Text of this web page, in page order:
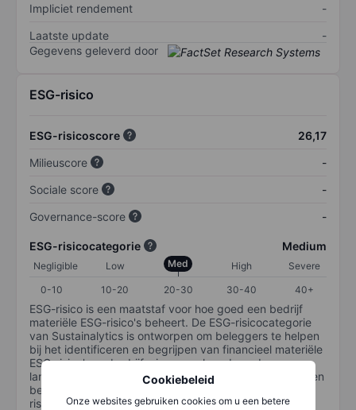
Cookiebeleid
Onze websites gebruiken cookies om u een betere
Impliciet rendement
-
Laatste update
-
Gegevens geleverd door
ESG-risico
ESG-risicoscore
26,17
Milieuscore
-
Sociale score
-
Governance-score
-
ESG-risicocategorie Medium
Negligible Low Med High
Severe
0-10
10-20 20-30 30-40 40+
ESG-risico is een maatstaf voor hoe goed een bedrijf
materiële ESG-risico's beheert. De ESG-risicocategorie
van Sustainalytics is ontworpen om beleggers te helpen
bij het identificeren en begrijpen van financieel materiële
ESG-risico's op bedrijfsniveau en hoe deze de
langetermijnprestaties van aandelenbeleggingen kunnen
beïnvloeden. De schaal loopt van 0-100. Hoe lager het
risico, hoe beter (0 staat voor geen risico en 100 voor